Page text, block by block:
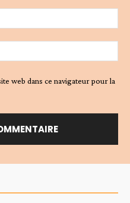
:*
:
web dans ce navigateur pour la